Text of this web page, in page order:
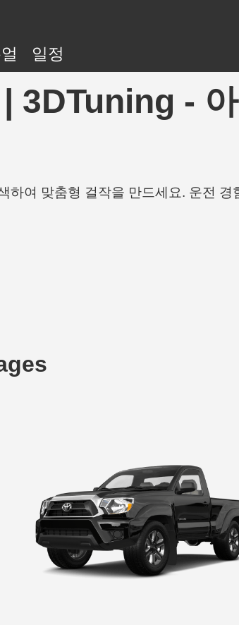
일정
3DTuning -
여 맞춤형 걸작을 만드세요. 운전 경